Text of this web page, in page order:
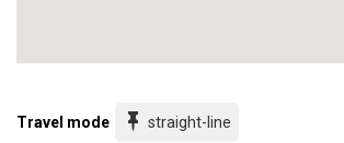
Travel mode straight-line